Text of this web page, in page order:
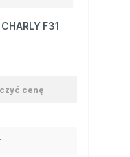
F31
cenę